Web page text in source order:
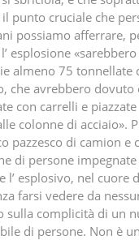
punto cruciale che
possiamo afferrare,
esplosione
almeno 75 tonnellate
che avrebbero dovuto
con carrelli e piazzate
colonne di acciaio».
pazzesco di camion e
di persone impegnate
l’ esplosivo, nel cuore
farsi vedere da
sulla complicità di un
di persone. Non è